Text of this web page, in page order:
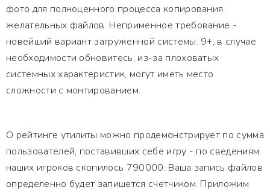
фото для полноценного процесса копирования
желательных файлов. Неприменное требование -
новейший вариант загруженной системы. 9+, в случае
необходимости обновитесь, из-за плоховатых
системных характеристик, могут иметь место
сложности с монтированием.
О рейтинге утилиты можно продемонстрирует по сумма
пользователей, поставивших себе игру - по сведениям
наших игроков скопилось 790000. Ваша запись файлов
определенно будет запишется счетчиком. Приложим